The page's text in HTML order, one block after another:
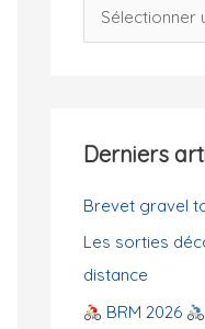
h
a
r
i
e
s
Derniers
Brevet gravel
Les sorties
distance
BRM 2026